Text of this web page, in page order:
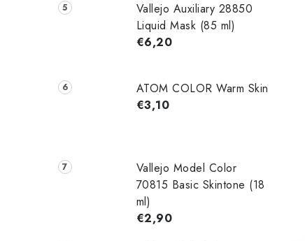
Vallejo Auxiliary 28850
Liquid Mask (85 ml)
€6,20
ATOM COLOR Warm Skin
€3,10
Vallejo Model Color
70815 Basic Skintone (18
ml)
€2,90